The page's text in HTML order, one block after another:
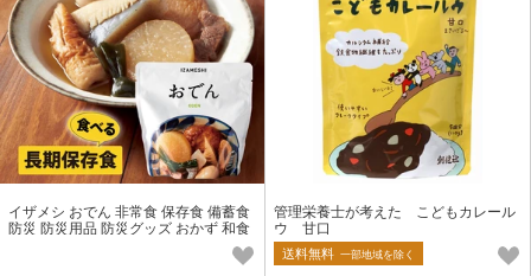
イザメシ おでん 非常食 保存食 備蓄食
防災 防災用品 防災グッズ おかず 和食
管理栄養士が考えた こどもカレール
ウ 甘口
送料無料 一部地域を除く